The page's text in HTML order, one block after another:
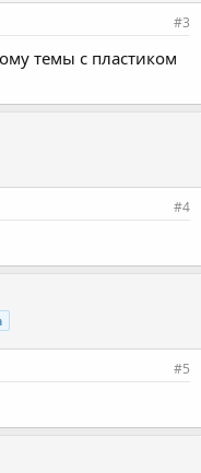
#3
темы с пластиком
#4
#5